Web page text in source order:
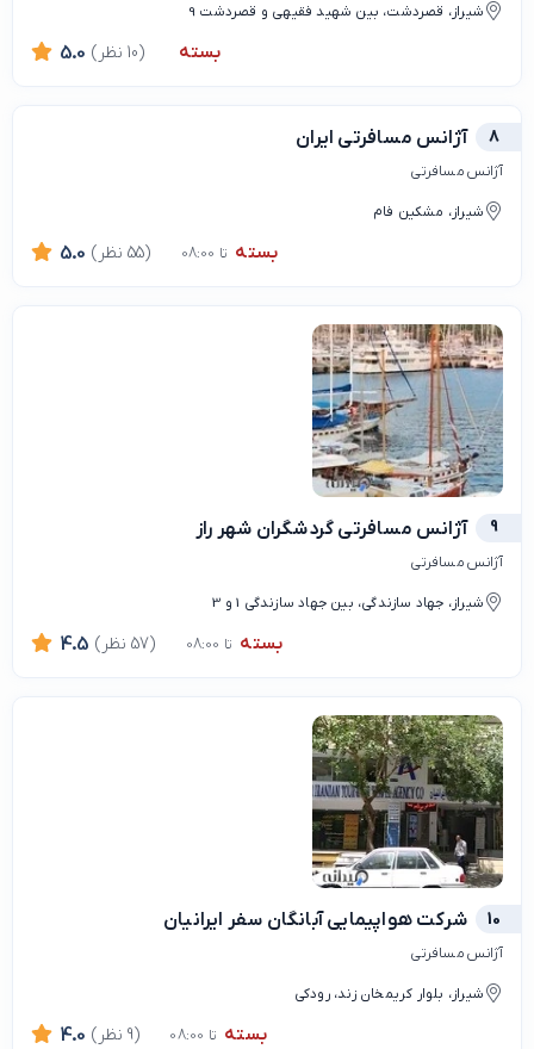
شیراز، قصردشت، بین شهید فقیهی و قصردشت 9
بسته 5.0 (10 نظر)
8 آژانس مسافرتی ایران
آژانس مسافرتی
شیراز، مشکین فام
بسته تا 08:00 5.0 (55 نظر)
9 آژانس مسافرتی گردشگران شهر راز
آژانس مسافرتی
شیراز، جهاد سازندگی، بین جهاد سازندگی 1 و 3
بسته تا 08:00 4.5 (57 نظر)
10 شرکت هواپیمایی آبانگان سفر ایرانیان
آژانس مسافرتی
شیراز، بلوار کریمخان زند، رودکی
بسته تا 08:00 4.0 (9 نظر)